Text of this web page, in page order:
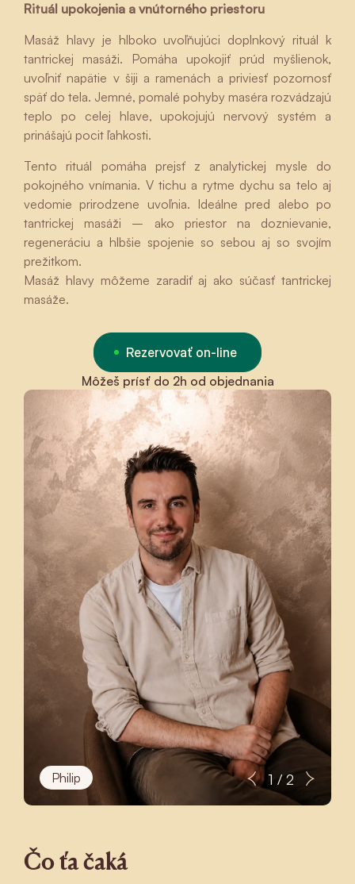
Philip 1 / 2
Čo ťa čaká
Rituál upokojenia a vnútorného priestoru
Masáž hlavy je hlboko uvoľňujúci doplnkový rituál k
tantrickej masáži. Pomáha upokojiť prúd myšlienok,
uvoľniť napätie v šiji a ramenách a priviesť pozornosť
späť do tela. Jemné, pomalé pohyby maséra rozvádzajú
teplo po celej hlave, upokojujú nervový systém a
prinášajú pocit ľahkosti.
Tento rituál pomáha prejsť z analytickej mysle do
pokojného vnímania. V tichu a rytme dychu sa telo aj
vedomie prirodzene uvoľnia. Ideálne pred alebo po
tantrickej masáži – ako priestor na doznievanie,
regeneráciu a hlbšie spojenie so sebou aj so svojím
prežitkom.
Masáž hlavy môžeme zaradiť aj ako súčasť tantrickej
masáže.
Rezervovať on-line
Môžeš prísť do 2h od objednania